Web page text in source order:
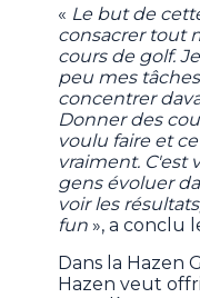
« Le but de
consacrer tout
cours de golf.
peu mes
concentrer
Donner des
voulu faire et
vraiment. C'est
gens évoluer
voir les
fun», a conclu
Dans la Hazen
Hazen veut